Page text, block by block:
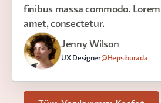
finibus massa commodo.
amet, consectetur.
Jenny Wilson
UX Designer@Hepsiburada